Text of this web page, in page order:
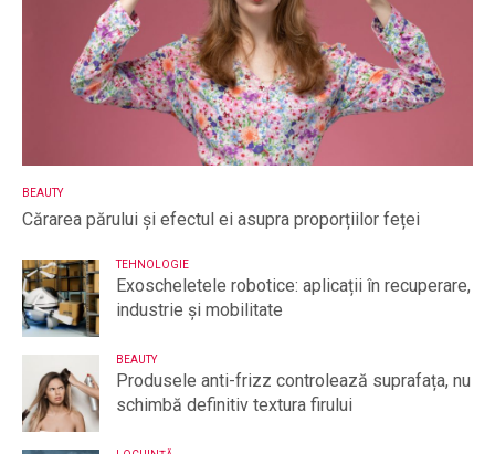
BEAUTY
Cărarea părului și efectul ei asupra proporțiilor feței
TEHNOLOGIE
Exoscheletele robotice: aplicații în recuperare,
industrie și mobilitate
BEAUTY
Produsele anti-frizz controlează suprafața, nu
schimbă definitiv textura firului